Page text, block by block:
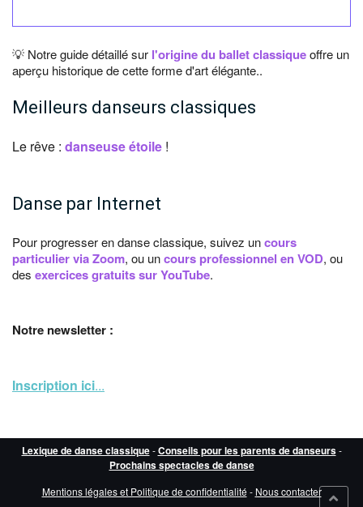
💡 Notre guide détaillé sur l'origine du ballet classiqueoffre un
aperçu historique de cette forme d'art élégante..
Meilleurs danseurs classiques
Le rêve : danseuse étoile !
Danse par Internet
Pour progresser en danse classique, suivez uncours
particulier via Zoom, ou uncours professionnel en VOD, ou
des exercices gratuits sur YouTube.
Notre newsletter :
Inscription ici...
Lexique de danse classique-Conseils pour les parents de danseurs-
Prochains spectacles de danse
Mentions légales et Politique de confidentialité - Nous contacter